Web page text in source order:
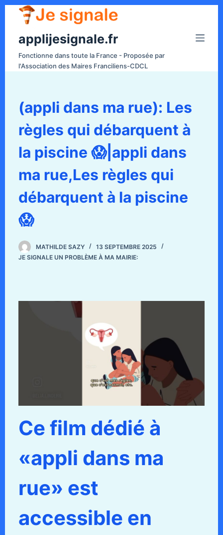
applijesignale.fr
Fonctionne dans toute la France - Proposée par
l'Association des Maires Franciliens-CDCL
(appli dans ma rue): Les
règles qui débarquent à
la piscine 😱|appli dans
ma rue,Les règles qui
débarquent à la piscine
😱
MATHILDE SAZY
13 SEPTEMBRE 2025
JE SIGNALE UN PROBLÈME À MA MAIRIE:
Ce film dédié à
«appli dans ma
rue» est
accessible en